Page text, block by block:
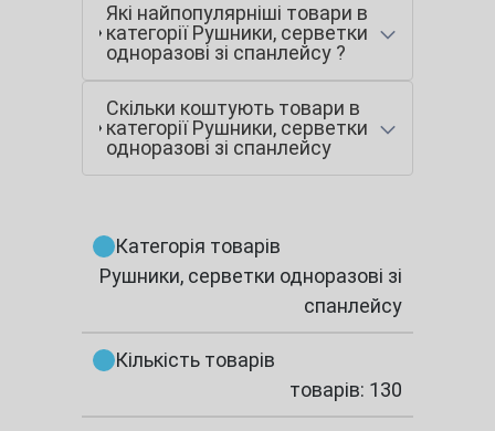
Які найпопулярніші товари в
категорії Рушники, серветки
одноразові зі спанлейсу ?
Скільки коштують товари в
категорії Рушники, серветки
одноразові зі спанлейсу
Категорія товарів
Рушники, серветки одноразові зі
спанлейсу
Кількість товарів
товарів: 130